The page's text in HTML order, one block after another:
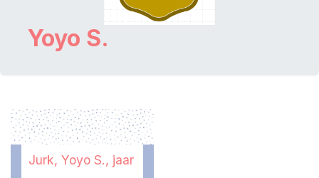
Yoyo S.
Jurk, Yoyo S., jaar